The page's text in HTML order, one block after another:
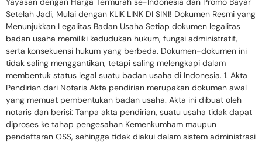
Setelah Jadi, Mulai dengan KLIK LINK DI SINI! Dokumen Resmi yang
Menunjukkan Legalitas Badan Usaha Setiap dokumen legalitas
badan usaha memiliki kedudukan hukum, fungsi administratif,
serta konsekuensi hukum yang berbeda. Dokumen-dokumen ini
tidak saling menggantikan, tetapi saling melengkapi dalam
membentuk status legal suatu badan usaha di Indonesia. 1. Akta
Pendirian dari Notaris Akta pendirian merupakan dokumen awal
yang memuat pembentukan badan usaha. Akta ini dibuat oleh
notaris dan berisi: Tanpa akta pendirian, suatu usaha tidak dapat
diproses ke tahap pengesahan Kemenkumham maupun
pendaftaran OSS, sehingga tidak diakui dalam sistem administrasi